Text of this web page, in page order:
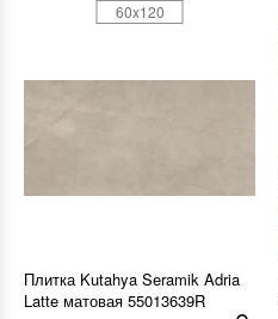
Плитка Kutahya Seramik Adria
Latte матовая 55013639R
60x120